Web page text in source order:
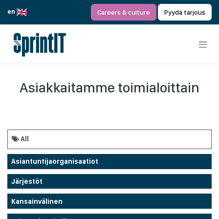
en
Careers & culture Pyydä tarjous
Asiakkaitamme toimialoittain
All
Asiantuntijaorganisaatiot
Järjestöt
Kansainvälinen